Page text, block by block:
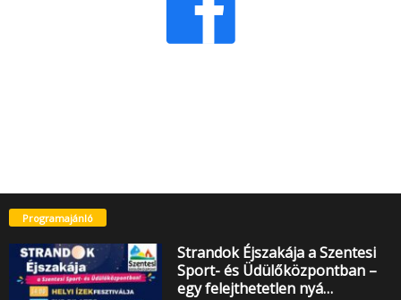
Programajánló
Strandok Éjszakája a Szentesi
Sport- és Üdülőközpontban –
egy felejthetetlen nyá…